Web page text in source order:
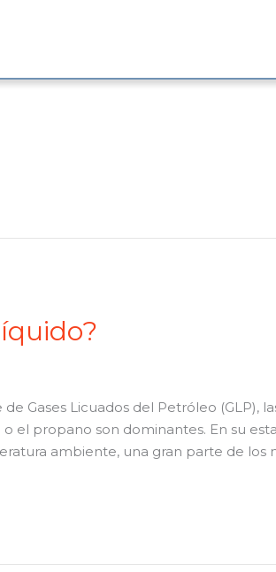
Gases Licuados del Petróleo (GLP),
el propano son dominantes. En su
ambiente, una gran parte de los